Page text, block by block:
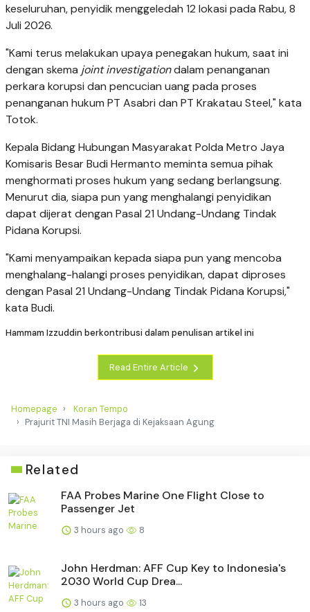
keseluruhan, penyidik menggeledah 12 lokasi pada Rabu, 8
Juli 2026.
"Kami terus melakukan upaya penegakan hukum, saat ini
dengan skema joint investigationdalam penanganan
perkara korupsi dan pencucian uang pada proses
penanganan hukum PT Asabri dan PT Krakatau Steel," kata
Totok.
Kepala Bidang Hubungan Masyarakat Polda Metro Jaya
Komisaris Besar Budi Hermanto meminta semua pihak
menghormati proses hukum yang sedang berlangsung.
Menurut dia, siapa pun yang menghalangi penyidikan
dapat dijerat dengan Pasal 21 Undang-Undang Tindak
Pidana Korupsi.
"Kami menyampaikan kepada siapa pun yang mencoba
menghalang-halangi proses penyidikan, dapat diproses
dengan Pasal 21 Undang-Undang Tindak Pidana Korupsi,"
kata Budi.
Hammam Izzuddin berkontribusi dalam penulisan artikel ini
Read Entire Article
Homepage
Koran Tempo
Prajurit TNI Masih Berjaga di Kejaksaan Agung
Related
FAA Probes Marine One Flight Close to
Passenger Jet
3 hours ago 8
John Herdman: AFF Cup Key to Indonesia's
2030 World Cup Drea...
3 hours ago 13